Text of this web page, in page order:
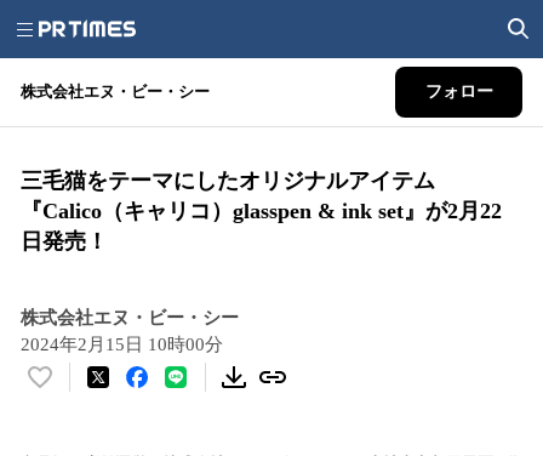
株式会社エヌ・ビー・シー フォロー
三毛猫をテーマにしたオリジナルアイテム
『Calico（キャリコ）glasspen & ink set』が2月22
日発売！
株式会社エヌ・ビー・シー
2024年2月15日 10時00分
い